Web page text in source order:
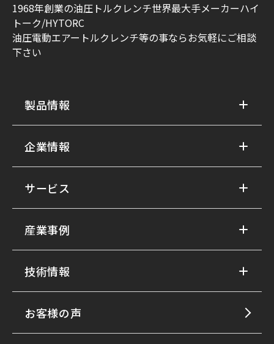
1968年創業の油圧トルクレンチ世界最大手メーカーハイ
トーク/HYTORC
油圧電動エアートルクレンチ等の事ならお気軽にご相談
下さい
製品情報
企業情報
サービス
産業事例
技術情報
お客様の声